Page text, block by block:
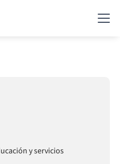
y servicios